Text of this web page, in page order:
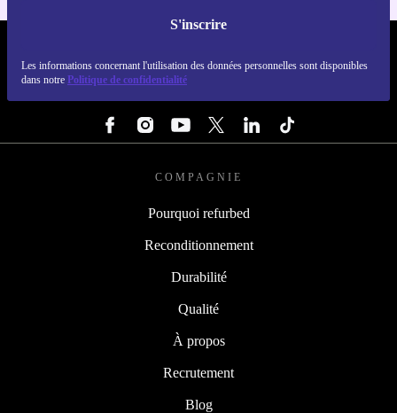
S'inscrire
Les informations concernant l'utilisation des données personnelles sont disponibles
dans notre Politique de confidentialité
COMPAGNIE
Pourquoi refurbed
Reconditionnement
Durabilité
Qualité
À propos
Recrutement
Blog